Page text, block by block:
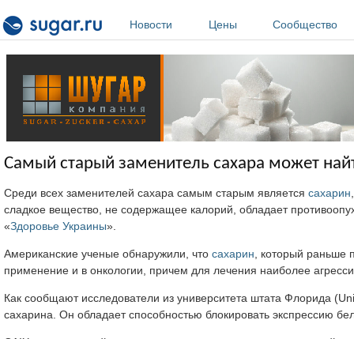
Новости
Цены Сообщество
Самый старый заменитель сахара может
Среди всех заменителей сахара самым старым является сахарин
сладкое вещество, не содержащее калорий, обладает
«Здоровье Украины».
Американские ученые обнаружили, что сахарин , который раньше
применение и в онкологии, причем для лечения наиболее
Как сообщают исследователи из университета штата Флорида
сахарина. Он обладает способностью блокировать экспрессию